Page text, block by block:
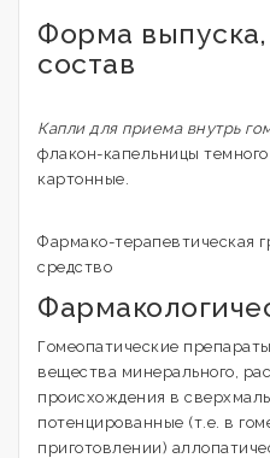
Форма выпуска,
состав
Капли для приема внутрь
флакон-капельницы темного
картонные.
Фармако-терапевтическая
средство
Гомеопатические
вещества минерального,
происхождения в
потенцированные (т.е. в
приготовлении)